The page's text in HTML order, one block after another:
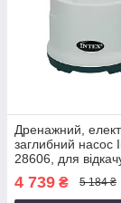
Дренажний,
заглибний насос
28606, для
басейну 3 585 л/
4 739 ₴ 5 184 ₴